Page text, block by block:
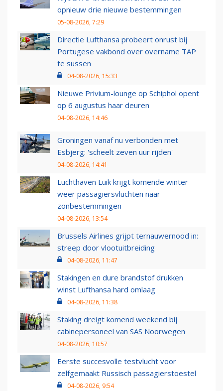
opnieuw drie nieuwe bestemmingen
05-08-2026, 7:29
Directie Lufthansa probeert onrust bij
Portugese vakbond over overname TAP
te sussen
04-08-2026, 15:33
Nieuwe Privium-lounge op Schiphol opent
op 6 augustus haar deuren
04-08-2026, 14:46
Groningen vanaf nu verbonden met
Esbjerg: 'scheelt zeven uur rijden'
04-08-2026, 14:41
Luchthaven Luik krijgt komende winter
weer passagiersvluchten naar
zonbestemmingen
04-08-2026, 13:54
Brussels Airlines grijpt ternauwernood in:
streep door vlootuitbreiding
04-08-2026, 11:47
Stakingen en dure brandstof drukken
winst Lufthansa hard omlaag
04-08-2026, 11:38
Staking dreigt komend weekend bij
cabinepersoneel van SAS Noorwegen
04-08-2026, 10:57
Eerste succesvolle testvlucht voor
zelfgemaakt Russisch passagierstoestel
04-08-2026, 9:54